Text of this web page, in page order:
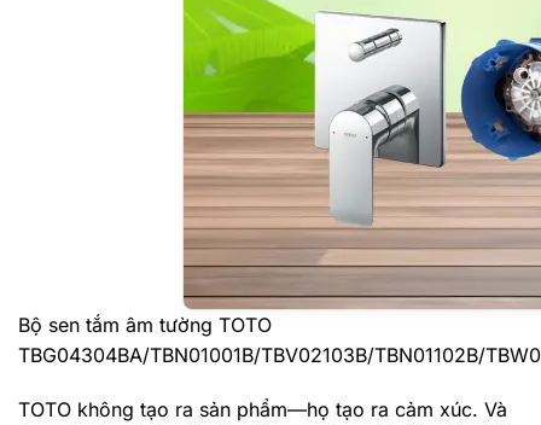
Bộ sen tắm âm tường TOTO
TBG04304BA/TBN01001B/TBV02103B/TBN01102B/
TOTO không tạo ra sản phẩm—họ tạo ra cảm xúc. Và